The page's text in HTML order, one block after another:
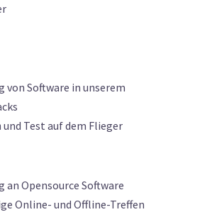
von Software in unserem
Test auf dem Flieger
an Opensource Software
Online- und Offline-Treffen